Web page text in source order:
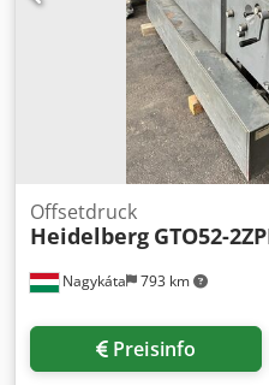
Nagykáta 793 km
Offsetdruck
Heidelberg GTO52-
Preisinfo